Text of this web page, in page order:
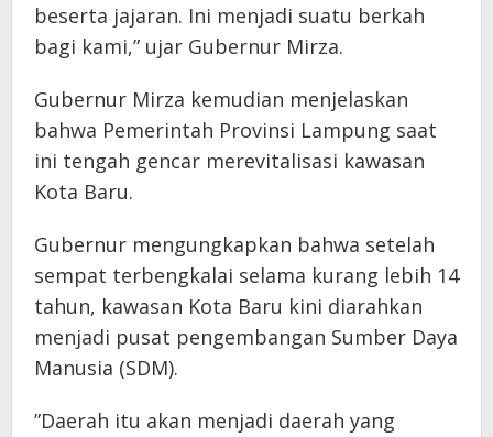
beserta jajaran. Ini menjadi suatu berkah
bagi kami,” ujar Gubernur Mirza.
​Gubernur Mirza kemudian menjelaskan
bahwa Pemerintah Provinsi Lampung saat
ini tengah gencar merevitalisasi kawasan
Kota Baru.
​Gubernur mengungkapkan bahwa setelah
sempat terbengkalai selama kurang lebih 14
tahun, kawasan Kota Baru kini diarahkan
menjadi pusat pengembangan Sumber Daya
Manusia (SDM).
​”Daerah itu akan menjadi daerah yang